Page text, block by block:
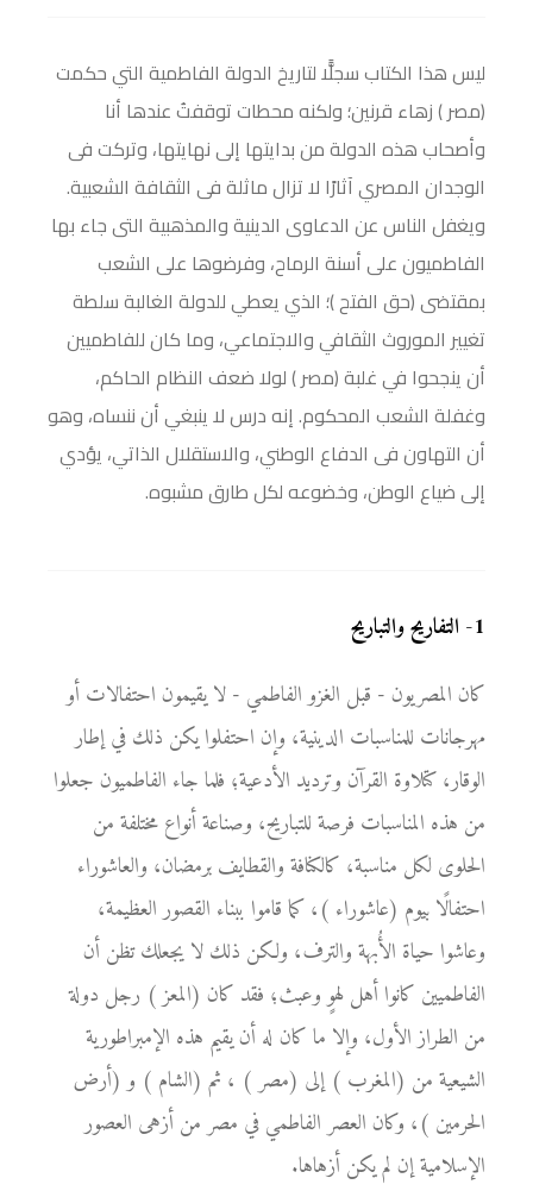
ليس هذا الكتاب سجلًّا لتاريخ الدولة الفاطمية التي حكمت
(مصر ) زهاء قرنين؛ ولكنه محطات توقفتُ عندها أنا
وأصحاب هذه الدولة من بدايتها إلى نهايتها، وتركت فى
الوجدان المصري آثارًا لا تزال ماثلة فى الثقافة الشعبية.
ويغفل الناس عن الدعاوى الدينية والمذهبية التى جاء بها
الفاطميون على أسنة الرماح، وفرضوها على الشعب
بمقتضى (حق الفتح )؛ الذي يعطي للدولة الغالبة سلطة
تغيير الموروث الثقافي والاجتماعي، وما كان للفاطميين
أن ينجحوا في غلبة (مصر ) لولا ضعف النظام الحاكم،
وغفلة الشعب المحكوم. إنه درس لا ينبغي أن ننساه، وهو
أن التهاون فى الدفاع الوطني، والاستقلال الذاتي، يؤدي
إلى ضياع الوطن، وخضوعه لكل طارق مشبوه.
1
- التفاريح والتباريح
كان المصريون - قبل الغزو الفاطمي - لا يقيمون احتفالات أو
مهرجانات للمناسبات الدينية، وإن احتفلوا يكن ذلك في إطار
الوقار، كتلاوة القرآن وترديد الأدعية؛ فلما جاء الفاطميون جعلوا
من هذه المناسبات فرصة للتباريح، وصناعة أنواع مختلفة من
الحلوى لكل مناسبة، كالكنافة والقطايف برمضان، والعاشوراء
احتفالًا بيوم (عاشوراء )، كما قاموا ببناء القصور العظيمة،
وعاشوا حياة الأُبهة والترف، ولكن ذلك لا يجعلك تظن أن
الفاطميين كانوا أهل لهوٍ وعبث؛ فقد كان (المعز ) رجل دولة
من الطراز الأول، وإلا ما كان له أن يقيم هذه الإمبراطورية
الشيعية من (المغرب ) إلى (مصر ) ، ثم (الشام ) و (أرض
الحرمين )، وكان العصر الفاطمي في مصر من أزهى العصور
الإسلامية إن لم يكن أزهاها.